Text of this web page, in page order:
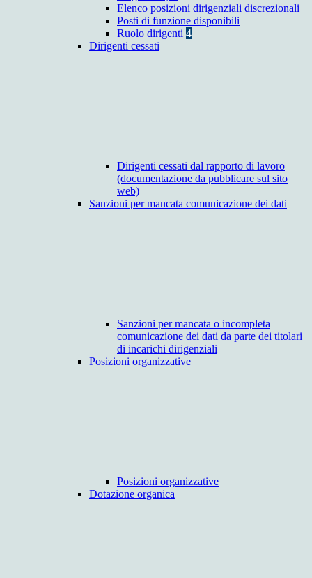
Elenco posizioni dirigenziali discrezionali
Posti di funzione disponibili
Ruolo dirigenti 4
Dirigenti cessati
Dirigenti cessati dal rapporto di lavoro
(documentazione da pubblicare sul sito
web)
Sanzioni per mancata comunicazione dei dati
Sanzioni per mancata o incompleta
comunicazione dei dati da parte dei titolari
di incarichi dirigenziali
Posizioni organizzative
Posizioni organizzative
Dotazione organica